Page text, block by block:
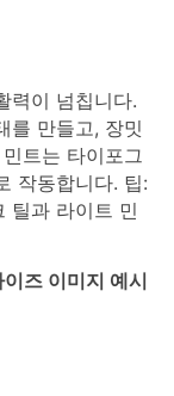
력이 넘칩니다.
를 만들고, 장밋
트는 타이포그
작동합니다. 팁:
틸과 라이트 민
즈 이미지 예시